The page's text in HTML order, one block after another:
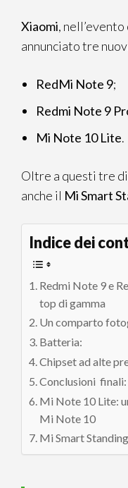
Xiaomi,
annunciato tre
RedMi Note 9;
Redmi Note 9
Mi Note 10 Lite.
Oltre a questi tre
anche il Mi Smart
Indice dei
Redmi Note 9 e
top di gamma
Un comparto
Batteria:
Chipset ad alte
Conclusioni finali:
Mi Note 10 Lite:
Mi Note 10
Mi Smart